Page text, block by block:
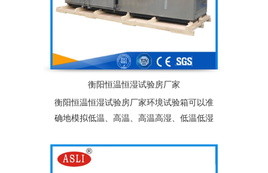
衡阳恒温恒湿试验房厂家
衡阳恒温恒湿试验房厂家环境试验箱可以准
确地模拟低温、高温、高温高湿、低温低湿
食品、服装、车辆、金属、化学、建材等多
种行业的产品可靠性检测